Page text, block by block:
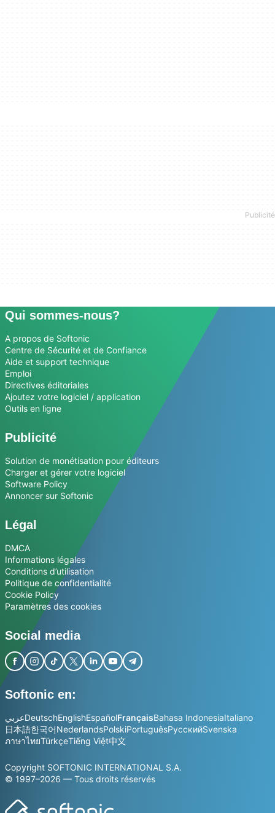
Qui sommes-nous?
A propos de Softonic
Centre de Sécurité et de Confiance
Aide et support technique
Emploi
Directives éditoriales
Ajoutez votre logiciel / application
Outils en ligne
Publicité
Solution de monétisation pour éditeurs
Charger et gérer votre logiciel
Software Policy
Annoncer sur Softonic
Légal
DMCA
Informations légales
Conditions d’utilisation
Politique de confidentialité
Cookie Policy
Paramètres des cookies
Social media
Softonic en:
عربيDeutschEnglishEspañolFrançaisBahasa IndonesiaItaliano
日本語한국어NederlandsPolskiPortuguêsРусскийSvenska
ภาษาไทยTürkçeTiếng Việt中文
Copyright SOFTONIC INTERNATIONAL S.A.
© 1997–2026 — Tous droits réservés